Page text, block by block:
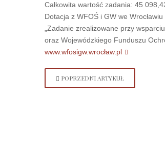
Całkowita wartość zadania: 45
Dotacja z WFOŚ i GW we
„Zadanie zrealizowane przy
oraz Wojewódzkiego Funduszu
www.wfosigw.wrocław.pl
POPRZEDNI ARTYKUŁ